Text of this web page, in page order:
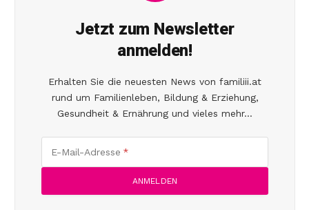
Jetzt zum Newsletter
anmelden!
Erhalten Sie die neuesten News von familiii.at
rund um Familienleben, Bildung & Erziehung,
Gesundheit & Ernährung und vieles mehr...
E-Mail-Adresse